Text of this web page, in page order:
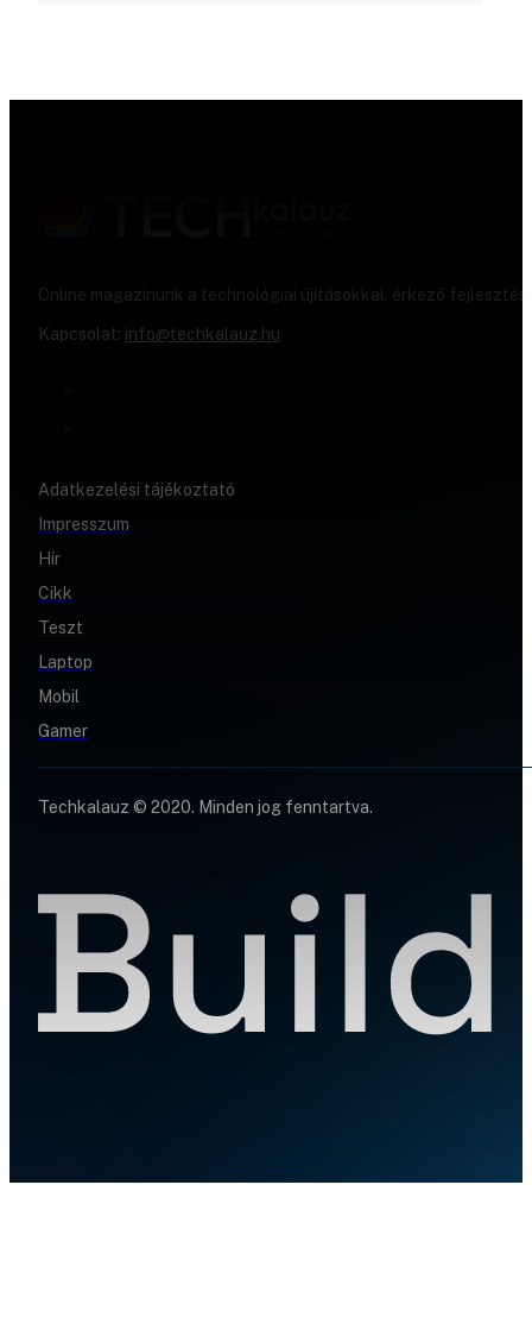
Online magazinunk a technológiai újításokkal, érkező
Kapcsolat: info@techkalauz.hu
Adatkezelési tájékoztató
Impresszum
Hír
Cikk
Teszt
Laptop
Mobil
Gamer
Techkalauz © 2020. Minden jog fenntartva.